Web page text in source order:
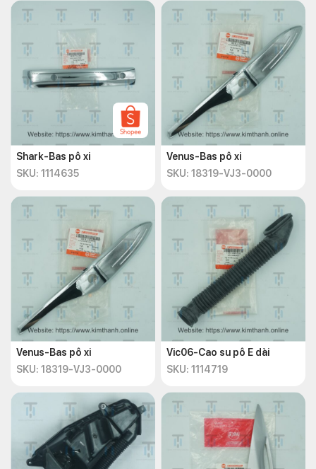
Shark-Bas pô xi
SKU: 1114635
Venus-Bas pô xi
SKU: 18319-VJ3-0000
Venus-Bas pô xi
SKU: 18319-VJ3-0000
Vic06-Cao su pô E dài
SKU: 1114719